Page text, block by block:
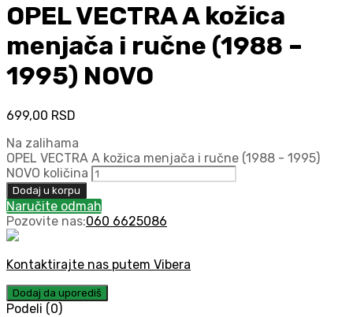
OPEL VECTRA A kožica
menjača i ručne (1988 –
1995) NOVO
699,00 RSD
Na zalihama
OPEL VECTRA A kožica menjača i ručne (1988 - 1995)
NOVO količina
Dodaj u korpu
Naručite odmah
Pozovite nas:060 6625086
Kontaktirajte nas putem Vibera
Dodaj da uporediš
Podeli (0)